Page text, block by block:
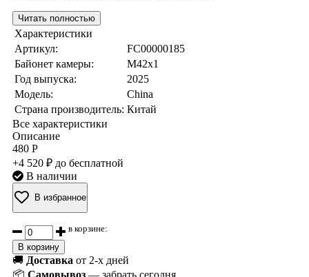
Читать полностью
Характеристики
Артикул:
FC00000185
Байонет камеры:
M42x1
Год выпуска:
2025
Модель:
China
Страна производитель: Китай
Все характеристики
Описание
480 Р
+4 520 ₽ до бесплатной
В наличии
В избранное
в корзине:
В корзину
🚚 Доставка от 2-х дней